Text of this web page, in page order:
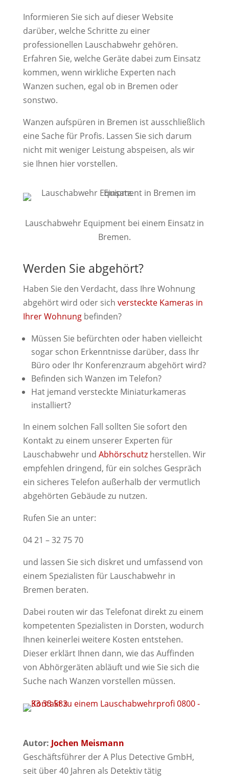
Informieren Sie sich auf dieser Website
darüber, welche Schritte zu einer
professionellen Lauschabwehr gehören.
Erfahren Sie, welche Geräte dabei zum Einsatz
kommen, wenn wirkliche Experten nach
Wanzen suchen, egal ob in Bremen oder
sonstwo.
Wanzen aufspüren in Bremen ist ausschließlich
eine Sache für Profis. Lassen Sie sich darum
nicht mit weniger Leistung abspeisen, als wir
sie Ihnen hier vorstellen.
Lauschabwehr Equipment bei einem Einsatz in
Bremen.
Werden Sie abgehört?
Haben Sie den Verdacht, dass Ihre Wohnung
abgehört wird oder sich versteckte Kameras in
Ihrer Wohnungbefinden?
Müssen Sie befürchten oder haben vielleicht
sogar schon Erkenntnisse darüber, dass Ihr
Büro oder Ihr Konferenzraum abgehört wird?
Befinden sich Wanzen im Telefon?
Hat jemand versteckte Miniaturkameras
installiert?
In einem solchen Fall sollten Sie sofort den
Kontakt zu einem unserer Experten für
Lauschabwehr und Abhörschutzherstellen. Wir
empfehlen dringend, für ein solches Gespräch
ein sicheres Telefon außerhalb der vermutlich
abgehörten Gebäude zu nutzen.
Rufen Sie an unter:
04 21 – 32 75 70
und lassen Sie sich diskret und umfassend von
einem Spezialisten für Lauschabwehr in
Bremen beraten.
Dabei routen wir das Telefonat direkt zu einem
kompetenten Spezialisten in Dorsten, wodurch
Ihnen keinerlei weitere Kosten entstehen.
Dieser erklärt Ihnen dann, wie das Auffinden
von Abhörgeräten abläuft und wie Sie sich die
Suche nach Wanzen vorstellen müssen.
Autor: Jochen Meismann
Geschäftsführer der A Plus Detective GmbH,
seit über 40 Jahren als Detektiv tätig